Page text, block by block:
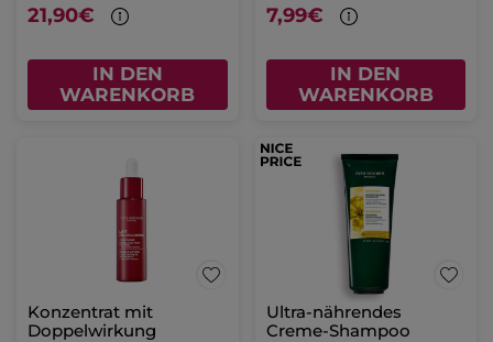
21,90€
IN DEN
WARENKORB
7,99€
IN DEN
WARENKORB
Konzentrat mit
Doppelwirkung
Ultra-nährendes
Creme-Shampoo